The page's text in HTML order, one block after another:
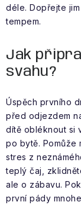
déle. Dopřejte
tempem.
Jak
svahu?
Úspěch prvního
před odjezdem
dítě obléknout si
po bytě. Pomůže
stres z
teplý čaj,
ale o zábavu.
první pády